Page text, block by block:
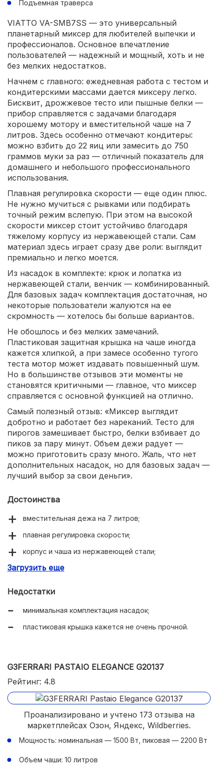
Подъемная траверса
VIATTO VA-SMB7SS — это универсальный
планетарный миксер для любителей выпечки и
профессионалов. Основное впечатление
пользователей — надежный и мощный, хоть и не
без мелких недостатков.
Начнем с главного: ежедневная работа с тестом и
кондитерскими массами дается миксеру легко.
Бисквит, дрожжевое тесто или пышные белки —
прибор справляется с задачами благодаря
хорошему мотору и вместительной чаше на 7
литров. Здесь особенно отмечают кондитеры:
можно взбить до 22 яиц или замесить до 750
граммов муки за раз — отличный показатель для
домашнего и небольшого профессионального
использования.
Плавная регулировка скорости — еще один плюс.
Не нужно мучиться с рывками или подбирать
точный режим вслепую. При этом на высокой
скорости миксер стоит устойчиво благодаря
тяжелому корпусу из нержавеющей стали. Сам
материал здесь играет сразу две роли: выглядит
премиально и легко моется.
Из насадок в комплекте: крюк и лопатка из
нержавеющей стали, венчик — комбинированный.
Для базовых задач комплектация достаточная, но
некоторые пользователи жалуются на ее
скромность — хотелось бы больше вариантов.
Не обошлось и без мелких замечаний.
Пластиковая защитная крышка на чаше иногда
кажется хлипкой, а при замесе особенно тугого
теста мотор может издавать повышенный шум.
Но в большинстве отзывов эти моменты не
становятся критичными — главное, что миксер
справляется с основной функцией на отлично.
Самый полезный отзыв: «Миксер выглядит
добротно и работает без нареканий. Тесто для
пирогов замешивает быстро, белки взбивает до
пиков за пару минут. Объем дежи радует —
можно приготовить сразу много. Жаль, что нет
дополнительных насадок, но для базовых задач —
лучший выбор за свои деньги».
Достоинства
вместительная дежа на 7 литров;
плавная регулировка скорости;
корпус и чашa из нержавеющей стали;
устойчивая конструкция при работе.
Загрузить еще
Недостатки
минимальная комплектация насадок;
пластиковая крышка кажется не очень прочной.
G3FERRARI PASTAIO ELEGANCE G20137
Рейтинг: 4.8
Проанализировано и учтено 173 отзыва на
маркетплейсах Озон, Яндекс, Wildberries.
Мощность: номинальная — 1500 Вт, пиковая — 2200 Вт
Объем чаши: 10 литров